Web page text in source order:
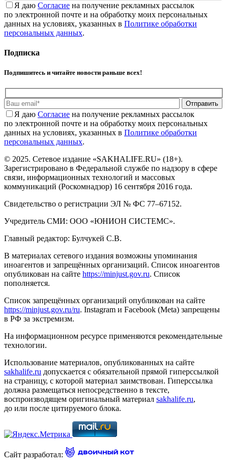
Я даю Cогласие на получение рекламных рассылок
по электронной почте и на обработку моих персональных
данных на условиях, указанных в Политике обработки
персональных данных.
Подписка
Подпишитесь и читайте новости раньше всех!
Отправить
Я даю Cогласие на получение рекламных рассылок
по электронной почте и на обработку моих персональных
данных на условиях, указанных в Политике обработки
персональных данных.
© 2025. Сетевое издание «SAKHALIFE.RU» (18+).
Зарегистрировано в Федеральной службе по надзору в сфере
связи, информационных технологий и массовых
коммуникаций (Роскомнадзор) 16 сентября 2016 года.
Свидетельство о регистрации ЭЛ № ФС 77–67152.
Учредитель СМИ: ООО «ЮНИОН СИСТЕМС».
Главный редактор: Булчукей С.В.
В материалах сетевого издания возможны упоминания
иноагентов и запрещённых организаций. Список иноагентов
опубликован на сайте https://minjust.gov.ru. Список
пополняется.
Список запрещённых организаций опубликован на сайте
https://minjust.gov.ru/ru. Instagram и Facebook (Metа) запрещены
в РФ за экстремизм.
На информационном ресурсе применяются рекомендательные
технологии.
Использование материалов, опубликованных на сайте
sakhalife.ru допускается с обязательной прямой гиперссылкой
на страницу, с которой материал заимствован. Гиперссылка
должна размещаться непосредственно в тексте,
воспроизводящем оригинальный материал sakhalife.ru,
до или после цитируемого блока.
Сайт разработал: